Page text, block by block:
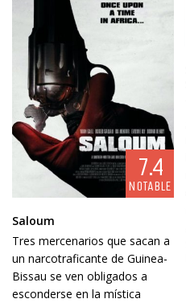
7.4
NOTABLE
Saloum
Tres mercenarios que sacan a
un narcotraficante de Guinea-
Bissau se ven obligados a
esconderse en la mística